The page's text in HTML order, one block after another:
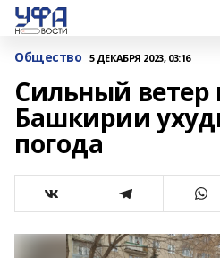
Общество 5 ДЕКАБРЯ 2023, 03:16
Сильный ветер
Башкирии
погода